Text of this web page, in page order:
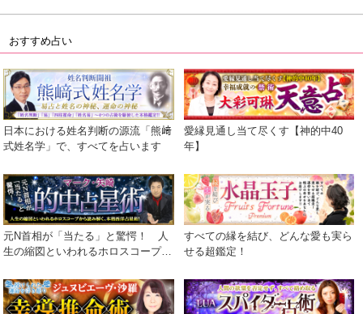
おすすめ占い
日本における姓名判断の源流「熊﨑
式姓名学」で、すべてを占います
愛縁見通し当て尽くす【神的中40
年】
元N首相が「当たる」と驚愕！ 人
生の縮図といわれるホロスコープか
すべての縁を結び、どんな愛も実ら
せる超鑑定！